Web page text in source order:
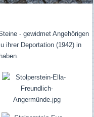
- gewidmet Angehörigen
ihrer Deportation (1942) in